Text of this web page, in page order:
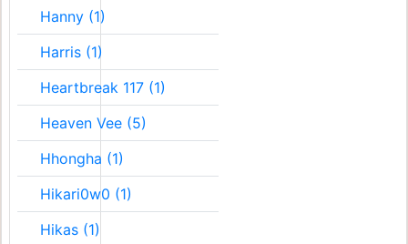
Hanny (1)
Harris (1)
Heartbreak 117 (1)
Heaven Vee (5)
Hhongha (1)
Hikari0w0 (1)
Hikas (1)